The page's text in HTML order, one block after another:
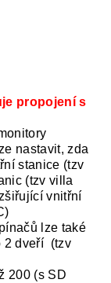
propojení s
nastavit, zda
stanice (tzv
(tzv villa
vnitřní
lze také
2 dveří (tzv
200 (s SD